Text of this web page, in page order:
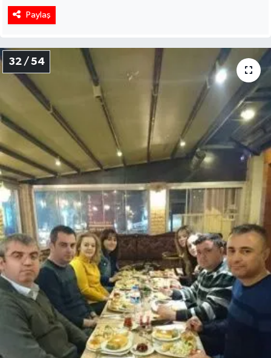
Paylaş
32 / 54